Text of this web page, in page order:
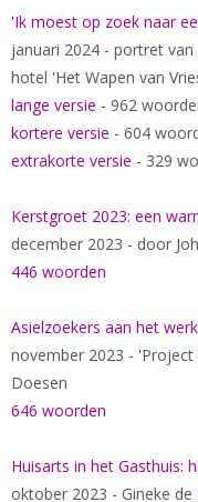
'Ik moest op zoek naar
januari 2024 - portret
hotel 'Het Wapen van
lange versie - 962
kortere versie - 604
extrakorte versie - 329
Kerstgroet 2023: een
december 2023 - door
446 woorden
Asielzoekers aan het
november 2023 -
Doesen
646 woorden
Huisarts in het Gasthuis:
oktober 2023 - Gineke de